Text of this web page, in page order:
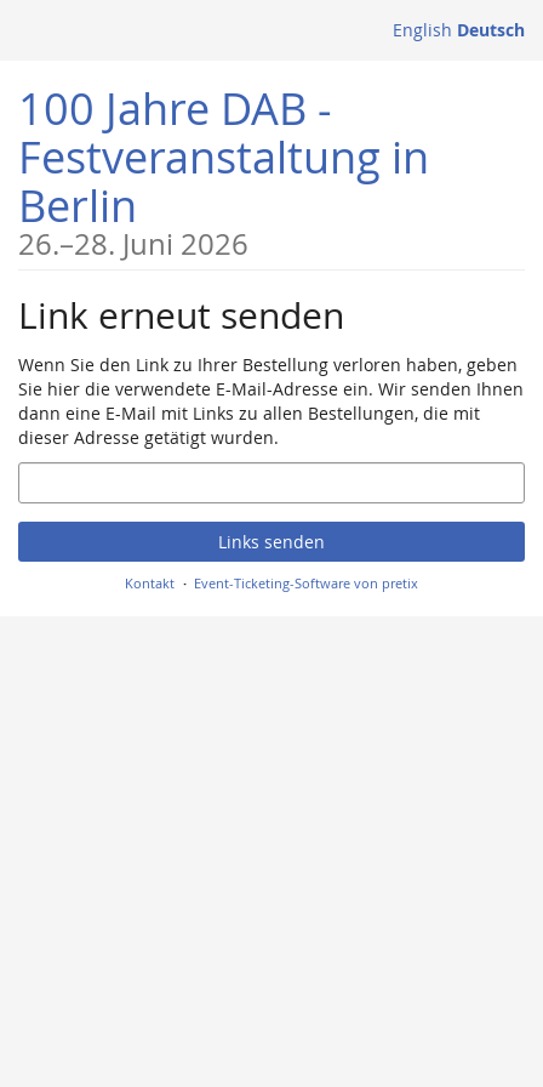
springen
English Deutsch
100 Jahre DAB -
Festveranstaltung in
Berlin
26.–bis
28. Juni 2026
Link erneut senden
Wenn Sie den Link zu Ihrer Bestellung verloren haben, geben
Sie hier die verwendete E-Mail-Adresse ein. Wir senden Ihnen
dann eine E-Mail mit Links zu allen Bestellungen, die mit
dieser Adresse getätigt wurden.
E-
Mail
Links senden
Kontakt Event-Ticketing-Software von pretix